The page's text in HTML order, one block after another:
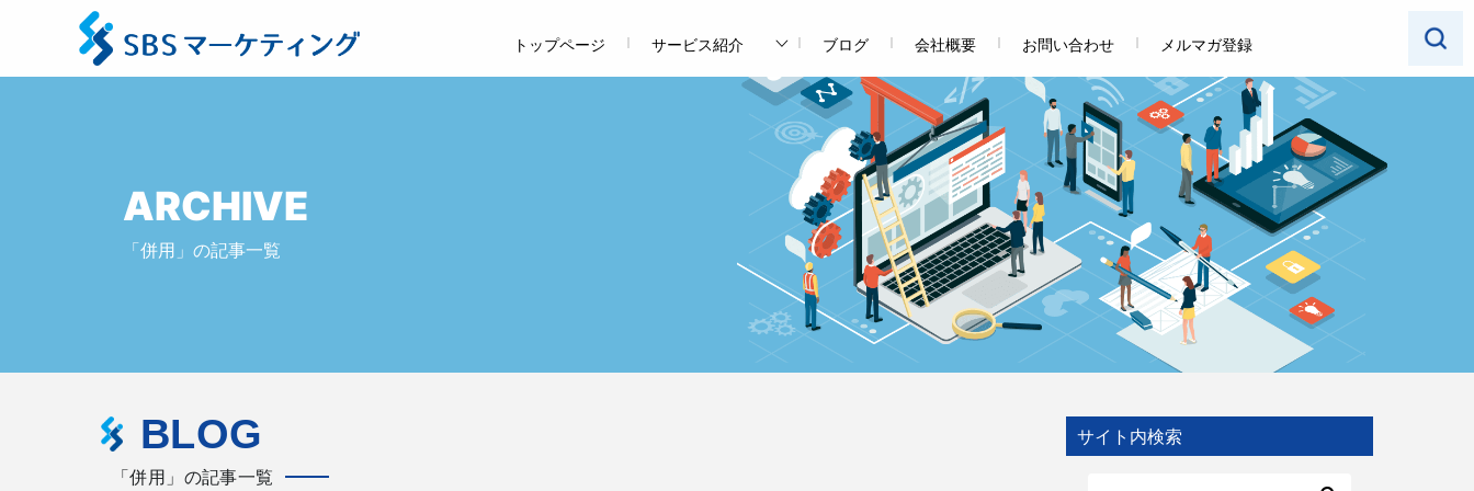
トップページ サービス紹介 ブログ 会社概要 お問い合わせ メルマガ登録
ARCHIVE
「併用」の記事一覧
BLOG
「併用」の記事一覧
サイト内検索